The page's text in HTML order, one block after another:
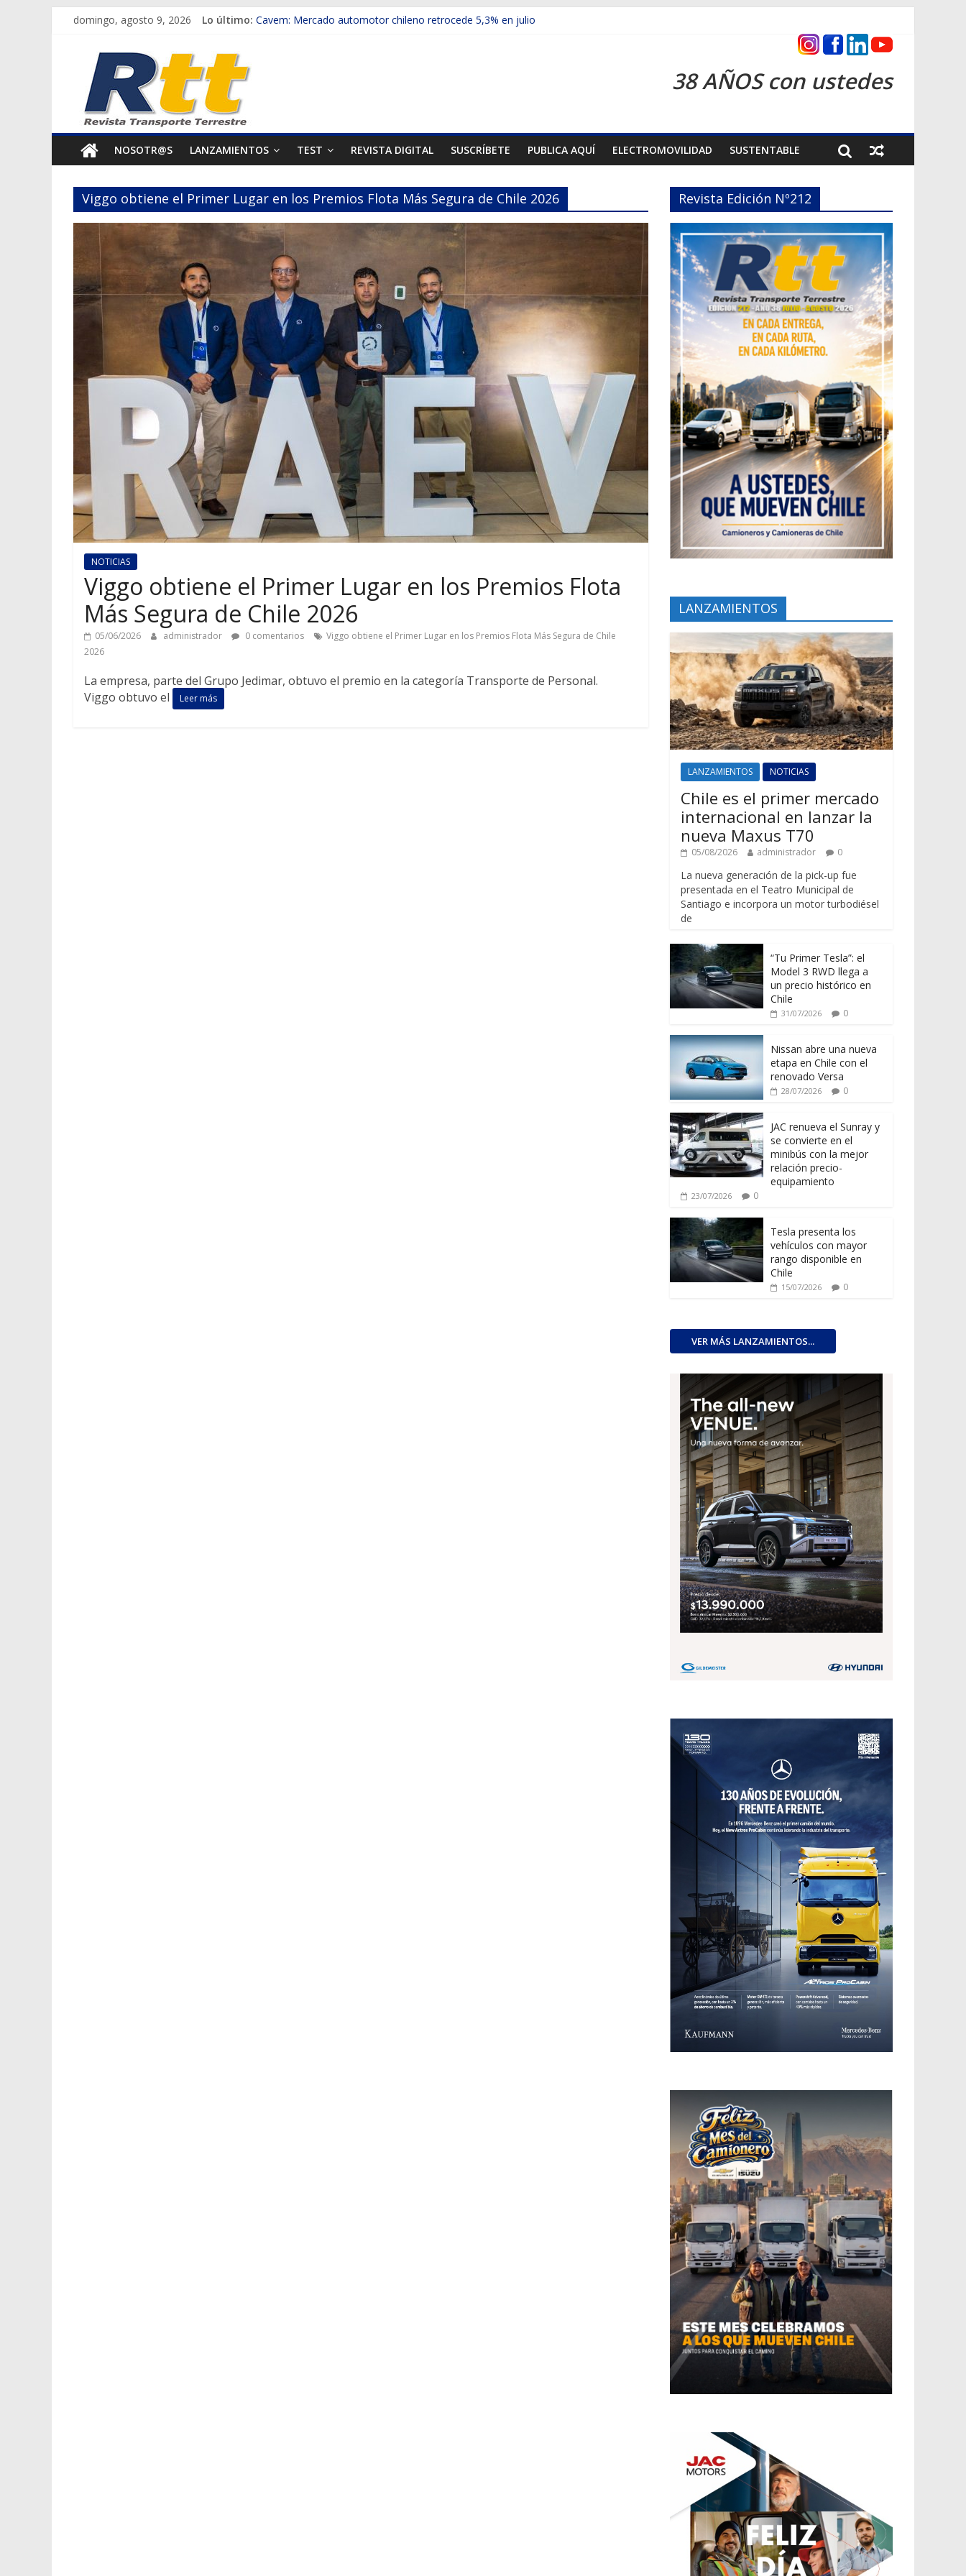
Saltardomingo, agosto 9, 2026 Lo último: Cavem: Mercado automotor chileno retrocede 5,3% en julio
Rtt
Revista
Transporte
Terrestre
Autos,
camiones,
motos,
información
del
mundo
del
transporte
38 AÑOS con ustedes
NOSOTR@S LANZAMIENTOS TEST REVISTA DIGITAL SUSCRÍBETE PUBLICA AQUÍ ELECTROMOVILIDAD SUSTENTABLE
Viggo obtiene el Primer Lugar en los Premios Flota Más Segura de Chile 2026
NOTICIAS
Viggo obtiene el Primer Lugar en los Premios Flota
Más Segura de Chile 2026
05/06/2026 administrador 0 comentarios
Viggo obtiene el Primer Lugar en los Premios Flota Más Segura de Chile
2026
La empresa, parte del Grupo Jedimar, obtuvo el premio en la categoría Transporte de Personal.
Viggo obtuvo el
Leer más
Revista Edición Nº212
LANZAMIENTOS
LANZAMIENTOS NOTICIAS
Chile es el primer mercado
internacional en lanzar la
nueva Maxus T70
05/08/2026 administrador 0
La nueva generación de la pick-up fue
presentada en el Teatro Municipal de
Santiago e incorpora un motor turbodiésel
de
“Tu Primer Tesla”: el
Model 3 RWD llega a
un precio histórico en
Chile
31/07/2026 0
Nissan abre una nueva
etapa en Chile con el
renovado Versa
28/07/2026 0
JAC renueva el Sunray y
se convierte en el
minibús con la mejor
relación precio-
equipamiento
23/07/2026 0
Tesla presenta los
vehículos con mayor
rango disponible en
Chile
15/07/2026 0
VER MÁS LANZAMIENTOS...